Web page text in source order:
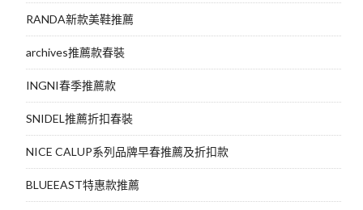
RANDA新款美鞋推薦
archives推薦款春裝
INGNI春季推薦款
SNIDEL推薦折扣春裝
NICE CALUP系列品牌早春推薦及折扣款
BLUEEAST特惠款推薦